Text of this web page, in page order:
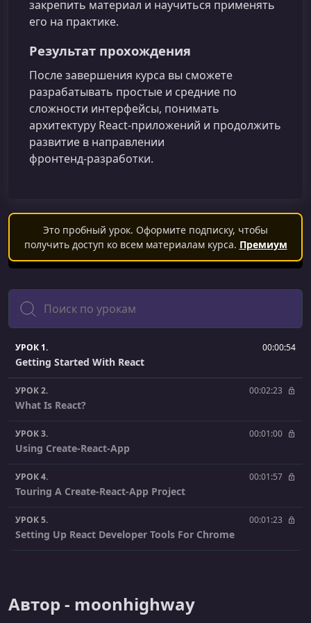
закрепить материал и научиться применять
его на практике.
Результат прохождения
После завершения курса вы сможете
разрабатывать простые и средние по
сложности интерфейсы, понимать
архитектуру React‑приложений и продолжить
развитие в направлении
фронтенд‑разработки.
Это пробный урок. Оформите подписку, чтобы
получить доступ ко всем материалам курса. Премиум
Поиск
УРОК 1. 00:00:54
Getting Started With React
УРОК 2. 00:02:23
What Is React?
УРОК 3. 00:01:00
Using Create-React-App
УРОК 4. 00:01:57
Touring A Create-React-App Project
УРОК 5. 00:01:23
Setting Up React Developer Tools For Chrome
УРОК 7.
Автор - moonhighway